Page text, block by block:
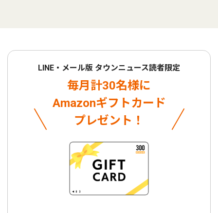
LINE・メール版 タウンニュース読者限定
毎月計30名様に
Amazonギフトカード
プレゼント！